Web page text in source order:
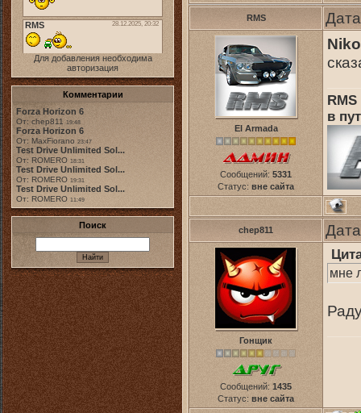
Для добавления необходима
авторизация
Комментарии
Forza Horizon 6
От: chep811 19:48
Forza Horizon 6
От: MaxFiorano 23:47
Test Drive Unlimited Sol...
От: ROMERO 18:31
Test Drive Unlimited Sol...
От: ROMERO 19:31
Test Drive Unlimited Sol...
От: ROMERO 11:49
Поиск
RMS
El Armada
Сообщений: 5331
Статус: вне сайта
в
chep811
Гонщик
Сообщений: 1435
Статус: вне сайта
мне